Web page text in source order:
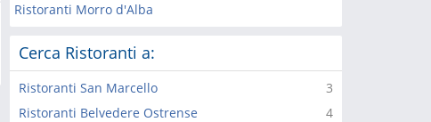
Ristoranti Morro d'Alba
Cerca Ristoranti a:
3
Ristoranti San Marcello
4
Ristoranti Belvedere Ostrense